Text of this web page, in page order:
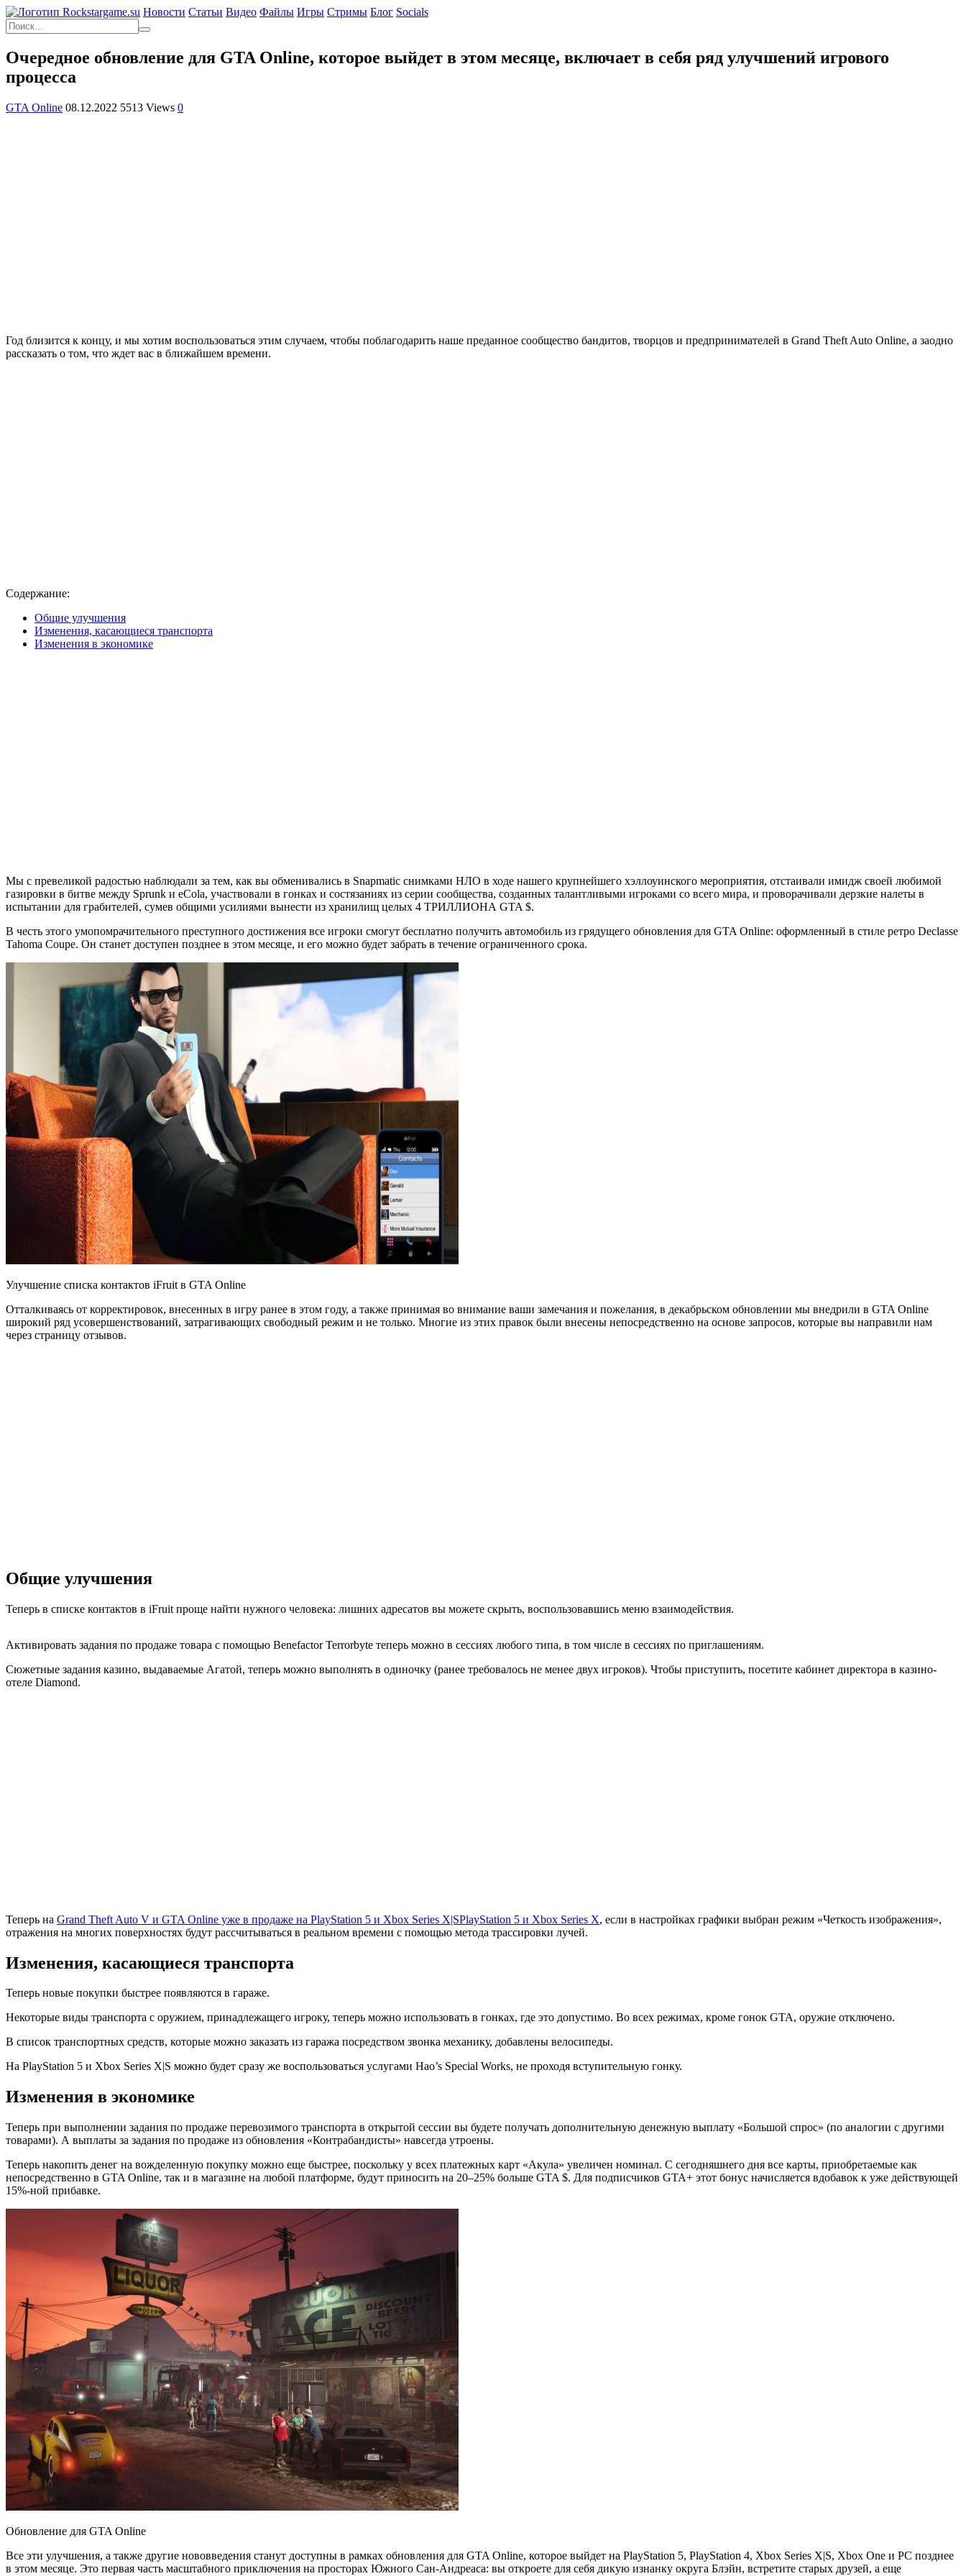
Новости Статьи Видео Файлы Игры Cтримы Блог Socials
Очередное обновление для GTA Online, которое выйдет в этом месяце, включает в себя ряд улучшений игрового
процесса
GTA Online 08.12.2022 5513 Views 0
Год близится к концу, и мы хотим воспользоваться этим случаем, чтобы поблагодарить наше преданное сообщество бандитов, творцов и предпринимателей в Grand Theft Auto Online, а заодно
рассказать о том, что ждет вас в ближайшем времени.
Содержание:
Общие улучшения
Изменения, касающиеся транспорта
Изменения в экономике
Мы с превеликой радостью наблюдали за тем, как вы обменивались в Snapmatic снимками НЛО в ходе нашего крупнейшего хэллоуинского мероприятия, отстаивали имидж своей любимой
газировки в битве между Sprunk и eCola, участвовали в гонках и состязаниях из серии сообщества, созданных талантливыми игроками со всего мира, и проворачивали дерзкие налеты в
испытании для грабителей, сумев общими усилиями вынести из хранилищ целых 4 ТРИЛЛИОНА GTA $.
В честь этого умопомрачительного преступного достижения все игроки смогут бесплатно получить автомобиль из грядущего обновления для GTA Online: оформленный в стиле ретро Declasse
Tahoma Coupe. Он станет доступен позднее в этом месяце, и его можно будет забрать в течение ограниченного срока.
Улучшение списка контактов iFruit в GTA Online
Отталкиваясь от корректировок, внесенных в игру ранее в этом году, а также принимая во внимание ваши замечания и пожелания, в декабрьском обновлении мы внедрили в GTA Online
широкий ряд усовершенствований, затрагивающих свободный режим и не только. Многие из этих правок были внесены непосредственно на основе запросов, которые вы направили нам
через страницу отзывов.
Общие улучшения
Теперь в списке контактов в iFruit проще найти нужного человека: лишних адресатов вы можете скрыть, воспользовавшись меню взаимодействия.
Активировать задания по продаже товара с помощью Benefactor Terrorbyte теперь можно в сессиях любого типа, в том числе в сессиях по приглашениям.
Сюжетные задания казино, выдаваемые Агатой, теперь можно выполнять в одиночку (ранее требовалось не менее двух игроков). Чтобы приступить, посетите кабинет директора в казино-
отеле Diamond.
Теперь на Grand Theft Auto V и GTA Online уже в продаже на PlayStation 5 и Xbox Series X|SPlayStation 5 и Xbox Series X, если в настройках графики выбран режим «Четкость изображения»,
отражения на многих поверхностях будут рассчитываться в реальном времени с помощью метода трассировки лучей.
Изменения, касающиеся транспорта
Теперь новые покупки быстрее появляются в гараже.
Некоторые виды транспорта с оружием, принадлежащего игроку, теперь можно использовать в гонках, где это допустимо. Во всех режимах, кроме гонок GTA, оружие отключено.
В список транспортных средств, которые можно заказать из гаража посредством звонка механику, добавлены велосипеды.
На PlayStation 5 и Xbox Series X|S можно будет сразу же воспользоваться услугами Hao’s Special Works, не проходя вступительную гонку.
Изменения в экономике
Теперь при выполнении задания по продаже перевозимого транспорта в открытой сессии вы будете получать дополнительную денежную выплату «Большой спрос» (по аналогии с другими
товарами). А выплаты за задания по продаже из обновления «Контрабандисты» навсегда утроены.
Теперь накопить денег на вожделенную покупку можно еще быстрее, поскольку у всех платежных карт «Акула» увеличен номинал. С сегодняшнего дня все карты, приобретаемые как
непосредственно в GTA Online, так и в магазине на любой платформе, будут приносить на 20–25% больше GTA $. Для подписчиков GTA+ этот бонус начисляется вдобавок к уже действующей
15%-ной прибавке.
Обновление для GTA Online
Все эти улучшения, а также другие нововведения станут доступны в рамках обновления для GTA Online, которое выйдет на PlayStation 5, PlayStation 4, Xbox Series X|S, Xbox One и PC позднее
в этом месяце. Это первая часть масштабного приключения на просторах Южного Сан-Андреаса: вы откроете для себя дикую изнанку округа Блэйн, встретите старых друзей, а еще